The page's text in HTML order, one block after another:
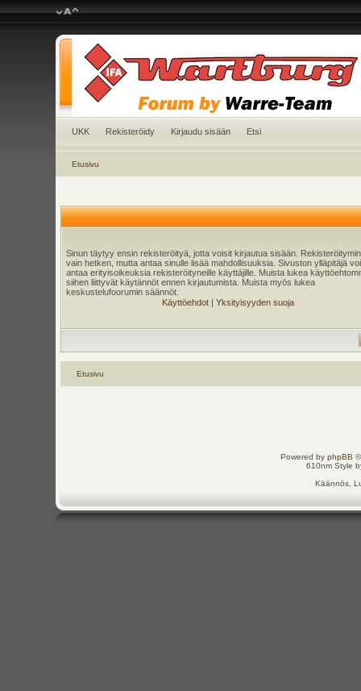
UKK Rekisteröidy Kirjaudu sisään Etsi
Etusivu
Sinun täytyy ensin rekisteröityä, jotta voisit kirjautua sisään.
vain hetken, mutta antaa sinulle lisää mahdollisuuksia. Sivuston ylläpitäjä
antaa erityisoikeuksia rekisteröityneille käyttäjille. Muista lukea
siihen liittyvät käytännöt ennen kirjautumista. Muista myös lukea
keskustelufoorumin säännöt.
Käyttöehdot| Yksityisyyden suoja
Etusivu
Powered by phpBB
610nm Style
Käännös,